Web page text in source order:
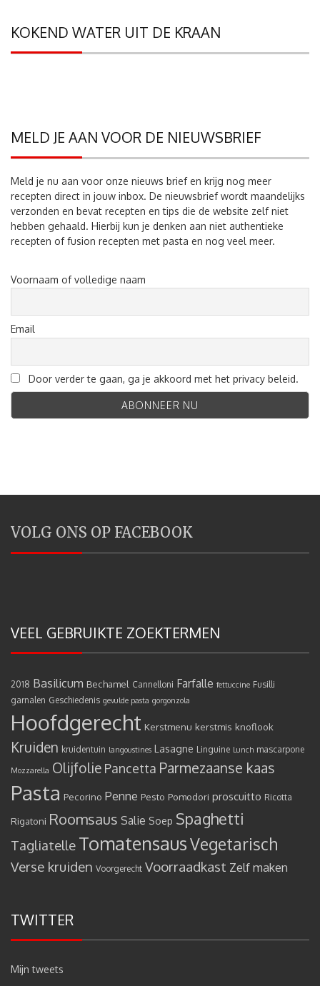
KOKEND WATER UIT DE KRAAN
MELD JE AAN VOOR DE NIEUWSBRIEF
Meld je nu aan voor onze nieuws brief en krijg nog meer
recepten direct in jouw inbox. De nieuwsbrief wordt maandelijks
verzonden en bevat recepten en tips die de website zelf niet
hebben gehaald. Hierbij kun je denken aan niet authentieke
recepten of fusion recepten met pasta en nog veel meer.
Voornaam of volledige naam
Email
Door verder te gaan, ga je akkoord met het privacy beleid.
VOLG ONS OP FACEBOOK
VEEL GEBRUIKTE ZOEKTERMEN
2018 Basilicum Bechamel Cannelloni Farfalle fettuccine Fusilli
garnalen Geschiedenis gevulde pasta gorgonzola
Hoofdgerecht Kerstmenu kerstmis knoflook
Kruiden kruidentuin langoustines Lasagne Linguine Lunch mascarpone
Mozzarella Olijfolie Pancetta Parmezaanse kaas
Pasta Pecorino Penne Pesto Pomodori proscuitto Ricotta
Rigatoni Roomsaus Salie Soep Spaghetti
Tagliatelle TomatensausVegetarisch
Verse kruiden Voorgerecht Voorraadkast Zelf maken
TWITTER
Mijn tweets